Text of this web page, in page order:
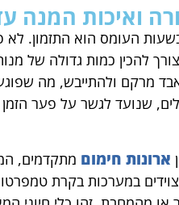
ואיכות המנה
בשעות העומס הוא התזמון.
להכין כמות גדולה של
מרקם ולהתייבש, מה
שנועד לגשר על פער
ארונות חימום מתקדמים,
במערכות בקרת